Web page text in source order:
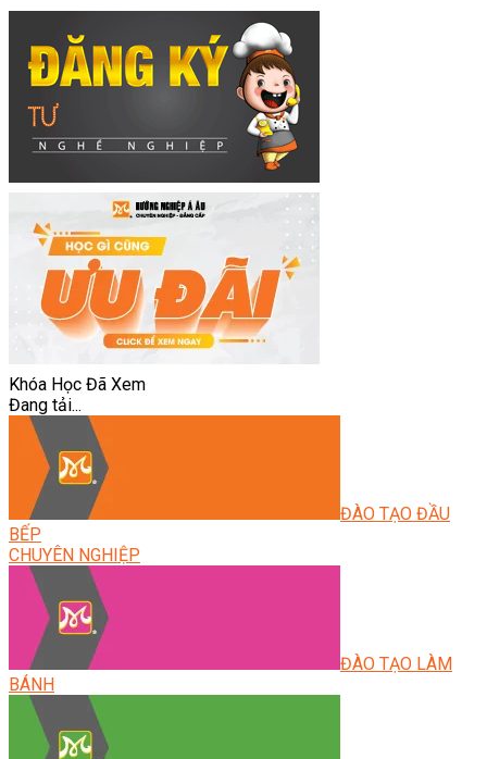
Khóa Học Đã Xem
Đang tải...
ĐÀO TẠO ĐẦU
BẾP
CHUYÊN NGHIỆP
ĐÀO TẠO LÀM
BÁNH